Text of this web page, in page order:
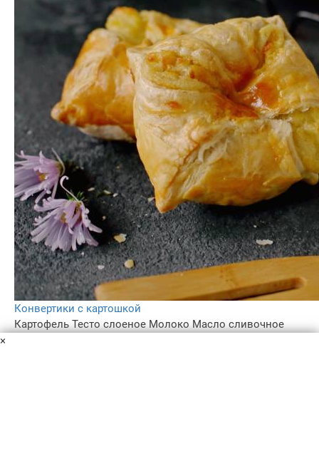
Конвертики с картошкой
Картофель Тесто слоеное Молоко Масло сливочное
×